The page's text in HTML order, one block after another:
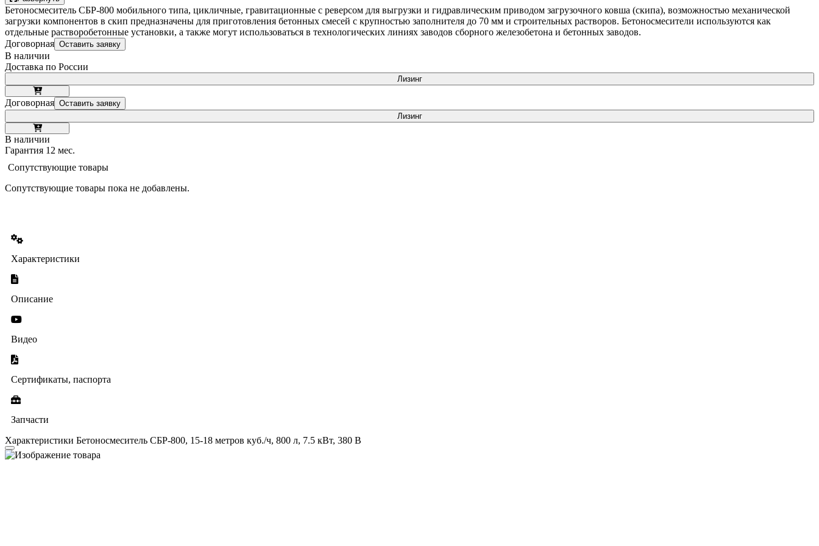
Бетоносмеситель СБР-800 мобильного типа, цикличные, гравитационные с реверсом для выгрузки и гидравлическим приводом загрузочного ковша (скипа), возможностью механической
загрузки компонентов в скип предназначены для приготовления бетонных смесей с крупностью заполнителя до 70 мм и строительных растворов. Бетоносмесители используются как
отдельные растворобетонные установки, а также могут использоваться в технологических линиях заводов сборного железобетона и бетонных заводов.
Договорная Оставить заявку
В наличии
Доставка по России
Лизинг
Договорная Оставить заявку
Лизинг
В наличии
Гарантия 12 мес.
Сопутствующие товары
Сопутствующие товары пока не добавлены.
Характеристики
Описание
Видео
Сертификаты, паспорта
Запчасти
Характеристики Бетоносмеситель СБР-800, 15-18 метров куб./ч, 800 л, 7.5 кВт, 380 В